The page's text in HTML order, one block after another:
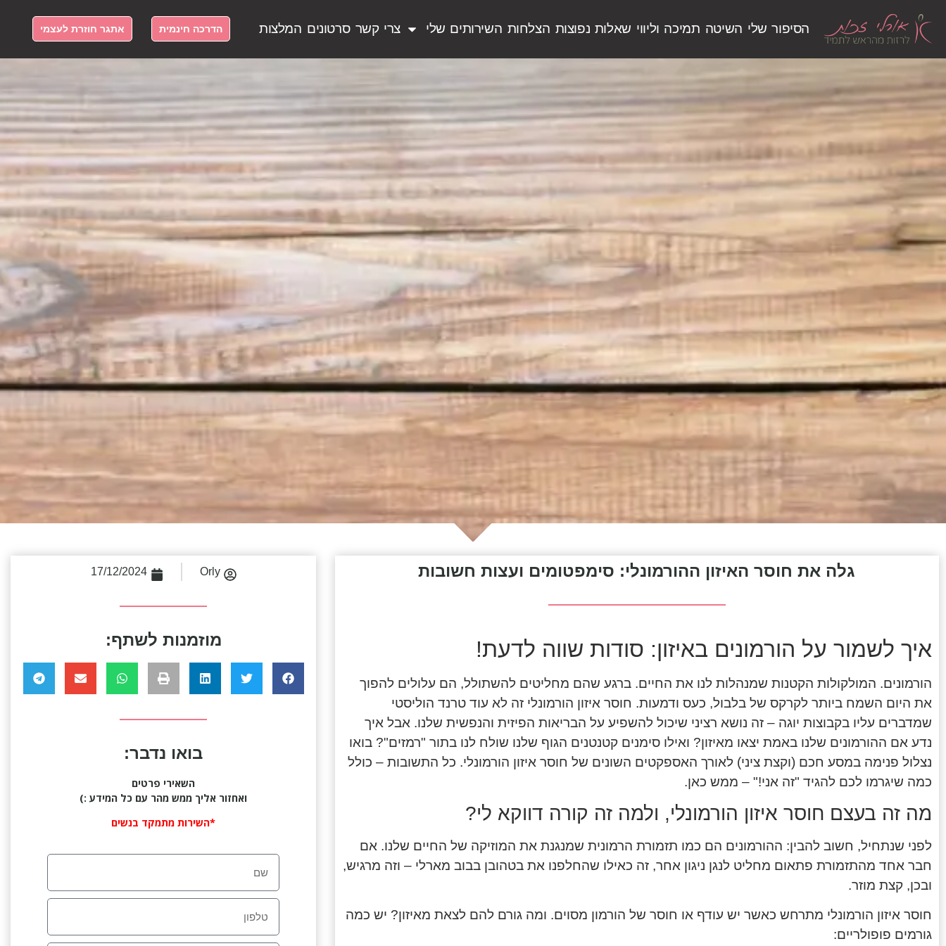
הסיפור שלי השיטה תמיכה וליווי שאלות נפוצות הצלחות השירותים שלי צרי קשר סרטונים המלצות הדרכה חינמית אתגר חוזרת לעצמי
גלה את חוסר האיזון ההורמונלי: סימפטומים ועצות חשובות
איך לשמור על הורמונים באיזון: סודות שווה לדעת!
הורמונים. המולקולות הקטנות שמנהלות לנו את החיים. ברגע שהם מחליטים להשתולל, הם עלולים להפוך
את היום השמח ביותר לקרקס של בלבול, כעס ודמעות. חוסר איזון הורמונלי זה לא עוד טרנד הוליסטי
שמדברים עליו בקבוצות יוגה – זה נושא רציני שיכול להשפיע על הבריאות הפיזית והנפשית שלנו. אבל איך
נדע אם ההורמונים שלנו באמת יצאו מאיזון? ואילו סימנים קטנטנים הגוף שלנו שולח לנו בתור "רמזים"? בואו
נצלול פנימה במסע חכם (וקצת ציני) לאורך האספקטים השונים של חוסר איזון הורמונלי. כל התשובות – כולל
כמה שיגרמו לכם להגיד "זה אני!" – ממש כאן.
מה זה בעצם חוסר איזון הורמונלי, ולמה זה קורה דווקא לי?
לפני שנתחיל, חשוב להבין: ההורמונים הם כמו תזמורת הרמונית שמנגנת את המוזיקה של החיים שלנו. אם
חבר אחד מהתזמורת פתאום מחליט לנגן ניגון אחר, זה כאילו שהחלפנו את בטהובן בבוב מארלי – וזה מרגיש,
ובכן, קצת מוזר.
חוסר איזון הורמונלי מתרחש כאשר יש עודף או חוסר של הורמון מסוים. ומה גורם להם לצאת מאיזון? יש כמה
גורמים פופולריים:
Orly
17/12/2024
מוזמנות לשתף:
בואו נדבר:
השאירי פרטים
ואחזור אליך ממש מהר עם כל המידע :)
*השירות מתמקד בנשים